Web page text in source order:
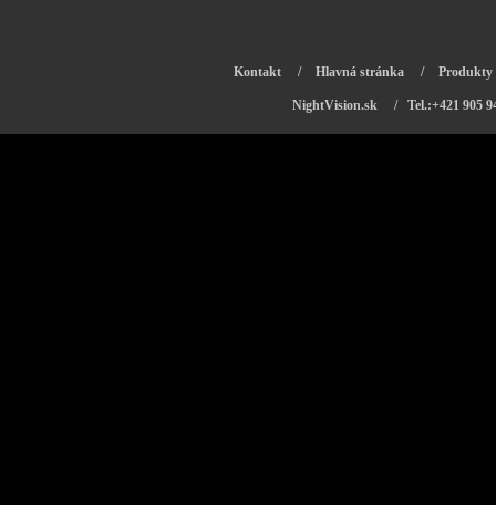
Kontakt / Hlavná stránka / Produkty
NightVision.sk / Tel.:+421 905